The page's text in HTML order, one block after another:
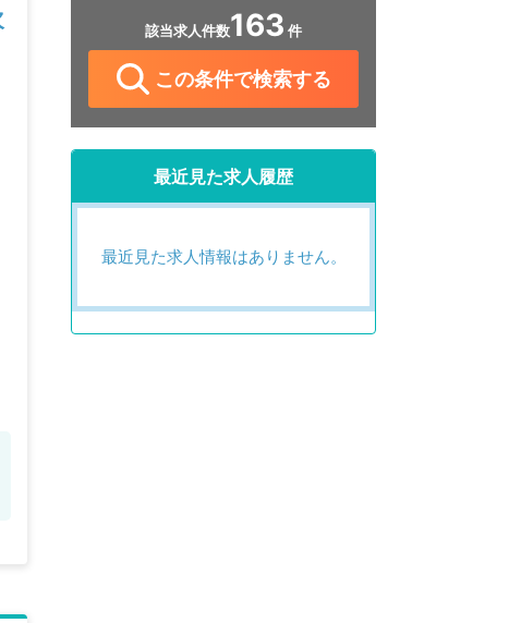
該当求人件数163 件
この条件で検索する
最近見た求人履歴
最近見た求人情報はありません。